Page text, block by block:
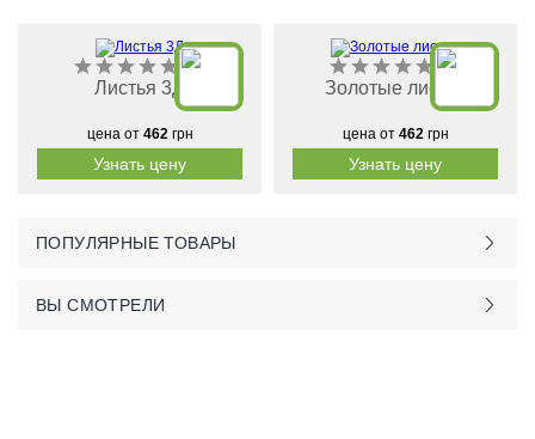
Листья 3Д
цена от 462грн
Узнать цену
Золотые листья
цена от 462грн
Узнать цену
ПОПУЛЯРНЫЕ ТОВАРЫ
ВЫ СМОТРЕЛИ